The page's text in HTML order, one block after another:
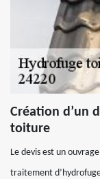
Création d’un
toiture
Le devis est un
traitement